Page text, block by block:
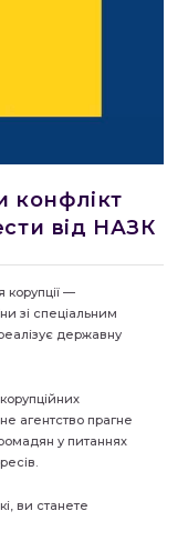
конфлікт
від НАЗК
корупції —
зі спеціальним
державну
агентство прагне
у питаннях
ви станете